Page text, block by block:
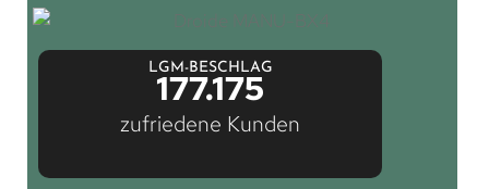
LGM-BESCHLAG
177.175
zufriedene Kunden